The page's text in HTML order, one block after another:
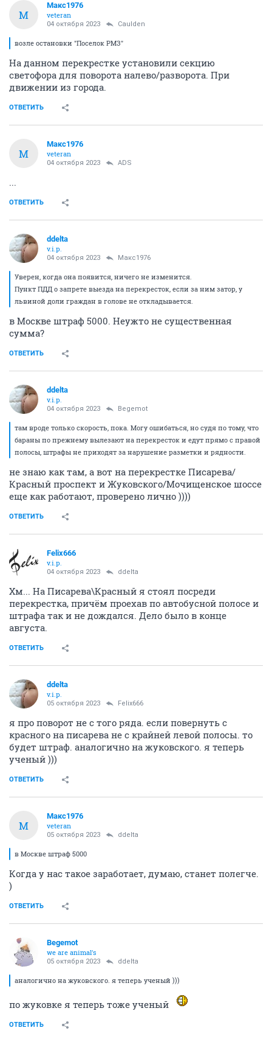
М
Макс1976
veteran
04 октября 2023 Caulden
возле остановки "Поселок РМЗ"
На данном перекрестке установили секцию
светофора для поворота налево/разворота. При
движении из города.
ОТВЕТИТЬ
М
Макс1976
veteran
04 октября 2023 ADS
...
ОТВЕТИТЬ
ddelta
v.i.p.
04 октября 2023 Макс1976
Уверен, когда она появится, ничего не изменится.
Пункт ПДД о запрете выезда на перекресток, если за ним затор, у
львиной доли граждан в голове не откладывается.
в Москве штраф 5000. Неужто не существенная
сумма?
ОТВЕТИТЬ
ddelta
v.i.p.
04 октября 2023 Begemot
там вроде только скорость, пока. Могу ошибаться, но судя по тому, что
бараны по прежнему вылезают на перекресток и едут прямо с правой
полосы, штрафы не приходят за нарушение разметки и рядности.
не знаю как там, а вот на перекрестке Писарева/
Красный проспект и Жуковского/Мочищенское шоссе
еще как работают, проверено лично ))))
ОТВЕТИТЬ
Felix666
v.i.p.
04 октября 2023 ddelta
Хм... На Писарева\Красный я стоял посреди
перекрестка, причём проехав по автобусной полосе и
штрафа так и не дождался. Дело было в конце
августа.
ОТВЕТИТЬ
ddelta
v.i.p.
05 октября 2023 Felix666
я про поворот не с того ряда. если повернуть с
красного на писарева не с крайней левой полосы. то
будет штраф. аналогично на жуковского. я теперь
ученый )))
ОТВЕТИТЬ
М
Макс1976
veteran
05 октября 2023 ddelta
в Москве штраф 5000
Когда у нас такое заработает, думаю, станет полегче.
)
ОТВЕТИТЬ
Begemot
we are animal's
05 октября 2023 ddelta
аналогично на жуковского. я теперь ученый )))
по жуковке я теперь тоже ученый
ОТВЕТИТЬ